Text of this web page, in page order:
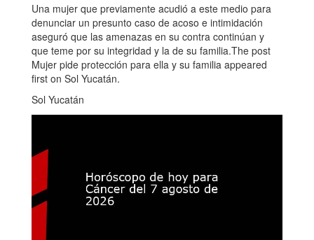
Una mujer que previamente acudió a este medio para
denunciar un presunto caso de acoso e intimidación
aseguró que las amenazas en su contra continúan y
que teme por su integridad y la de su familia.The post
Mujer pide protección para ella y su familia appeared
first on Sol Yucatán.
Sol Yucatán